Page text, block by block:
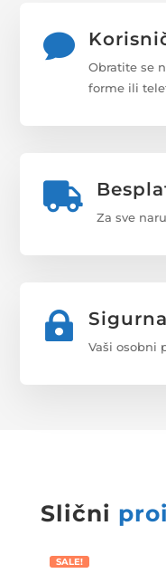

Obratite se
forme ili

Za sve

Vaši osobni
Slični
SALE!